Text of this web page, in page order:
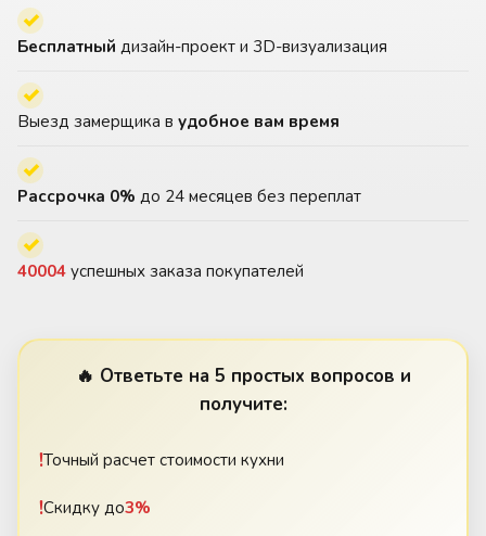
✓
Бесплатный дизайн-проект и 3D-визуализация
✓
Выезд замерщика в удобное вам время
✓
Рассрочка 0% до 24 месяцев без переплат
✓
40004 успешных заказа покупателей
🔥 Ответьте на 5 простых вопросов и
получите:
!Точный расчет стоимости кухни
!Скидку до3%